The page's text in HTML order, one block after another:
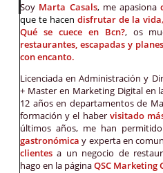
Soy Marta Casals, me apasiona
que te hacen disfrutar de la vida,
Qué se cuece en Bcn?, os
restaurantes, escapadas y planes
con encanto.
Licenciada en Administración y
+ Master en Marketing Digital en
12 años en departamentos de
formación y el haber visitado
últimos años, me han
gastronómicay experta en
clientes a un negocio de
hago en la páginaQSC Marketing